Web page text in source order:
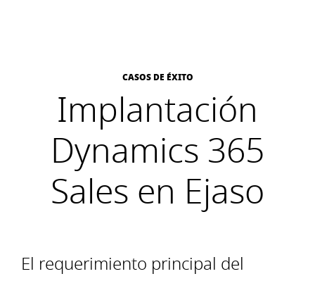
CASOS DE ÉXITO
Implantación
Dynamics 365
Sales en Ejaso
El requerimiento principal del